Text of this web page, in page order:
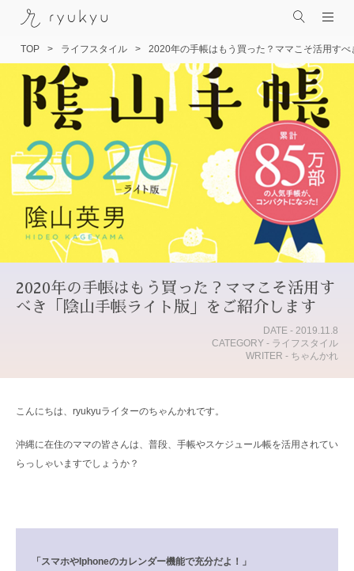
TOP ライフスタイル 2020年の手帳はもう買った？ママこそ活用す
2020年の手帳はもう買った？ママこそ活用す
べき「陰山手帳ライト版」をご紹介します
DATE - 2019.11.8
CATEGORY - ライフスタイル
WRITER - ちゃんかれ
こんにちは、ryukyuライターのちゃんかれです。
沖縄に在住のママの皆さんは、普段、手帳やスケジュール帳を活用されてい
らっしゃいますでしょうか？
「スマホやIphoneのカレンダー機能で充分だよ！」